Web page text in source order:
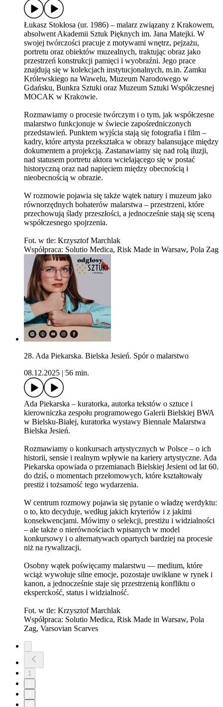
Łukasz Stokłosa (ur. 1986) – malarz związany z Krakowem,
absolwent Akademii Sztuk Pięknych im. Jana Matejki. W
swojej twórczości pracuje z motywami wnętrz, pejzażu,
portretu oraz obiektów muzealnych, traktując obraz jako
przestrzeń konstrukcji pamięci i wyobraźni. Jego prace
znajdują się w kolekcjach instytucjonalnych, m.in. Zamku
Królewskiego na Wawelu, Muzeum Narodowego w
Gdańsku, Bunkra Sztuki oraz Muzeum Sztuki Współczesnej
MOCAK w Krakowie.
Rozmawiamy o procesie twórczym i o tym, jak współczesne
malarstwo funkcjonuje w świecie zapośredniczonych
przedstawień. Punktem wyjścia stają się fotografia i film –
kadry, które artysta przekształca w obrazy balansujące między
dokumentem a projekcją. Zastanawiamy się nad rolą iluzji,
nad statusem portretu aktora wcielającego się w postać
historyczną oraz nad napięciem między obecnością i
nieobecnością w obrazie.
W rozmowie pojawia się także wątek natury i muzeum jako
równorzędnych bohaterów malarstwa – przestrzeni, które
przechowują ślady przeszłości, a jednocześnie stają się sceną
współczesnego spojrzenia.
Fot. w tle: Krzysztof Marchlak
Współpraca: Solutio Medica, Risk Made in Warsaw, Pola Zag
28. Ada Piekarska. Bielska Jesień. Spór o malarstwo
08.12.2025
56 min.
Ada Piekarska – kuratorka, autorka tekstów o sztuce i
kierowniczka zespołu programowego Galerii Bielskiej BWA
w Bielsku-Białej, kuratorka wystawy Biennale Malarstwa
Bielska Jesień.
Rozmawiamy o konkursach artystycznych w Polsce – o ich
historii, sensie i realnym wpływie na kariery artystyczne. Ada
Piekarska opowiada o przemianach Bielskiej Jesieni od lat 60.
do dziś, o momentach przełomowych, które kształtowały
prestiż i tożsamość tego wydarzenia.
W centrum rozmowy pojawia się pytanie o władzę werdyktu:
o to, kto decyduje, według jakich kryteriów i z jakimi
konsekwencjami. Mówimy o selekcji, prestiżu i widzialności
– ale także o nierównościach wpisanych w model
konkursowy i o alternatywach opartych bardziej na procesie
niż na rywalizacji.
Osobny wątek poświęcamy malarstwu — medium, które
wciąż wywołuje silne emocje, pozostaje uwikłane w rynek i
kanon, a jednocześnie staje się przestrzenią konfliktu o
eksperckość, status i widzialność.
Fot. w tle: Krzysztof Marchlak
Współpraca: Solutio Medica, Risk Made in Warsaw, Pola
Zag, Varsovian Scarves
1